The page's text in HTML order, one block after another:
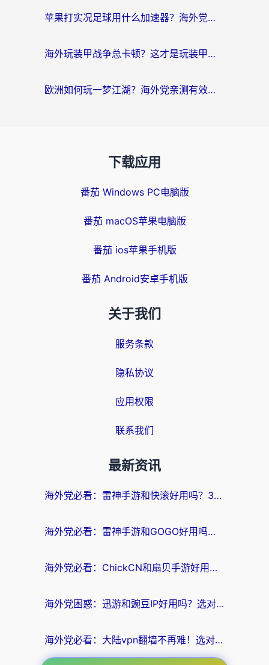
苹果打实况足球用什么加速器？海外党亲测有效的国服游戏加速指南
海外玩装甲战争总卡顿？这才是玩装甲战争最好的加速器（附马来西亚玩重装上阵攻略）
欧洲如何玩一梦江湖？海外党亲测有效的国服游戏加速指南
下载应用
番茄 Windows PC电脑版
番茄 macOS苹果电脑版
番茄 ios苹果手机版
番茄 Android安卓手机版
关于我们
服务条款
隐私协议
应用权限
联系我们
最新资讯
海外党必看：雷神手游和快滚好用吗？3步选对回国加速器无缝刷国内资源
海外党必看：雷神手游和GOGO好用吗？3步选对回国加速器，无缝刷剧玩原神
海外党必看：ChickCN和扇贝手游好用吗？3步选对回国加速器无缝刷国内资源
海外党困惑：迅游和豌豆IP好用吗？选对回国加速器，刷剧游戏再也不卡
海外党必看：大陆vpn翻墙不再难！选对加速器，无缝刷国内资源